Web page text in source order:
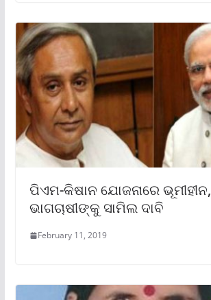
ପିଏମ-କିଷାନ ଯୋଜନାରେ ଭୂମୀହୀନ,
ଭାଗଚାଷୀଙ୍କୁ ସାମିଲ ଦାବି
February 11, 2019